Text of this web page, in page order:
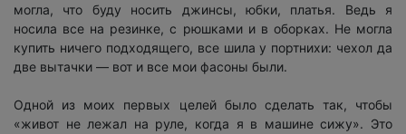
могла, что буду носить джинсы, юбки, платья. Ведь я
носила все на резинке, с рюшками и в оборках. Не могла
купить ничего подходящего, все шила у портнихи: чехол да
две вытачки — вот и все мои фасоны были.
Одной из моих первых целей было сделать так, чтобы
«живот не лежал на руле, когда я в машине сижу». Это